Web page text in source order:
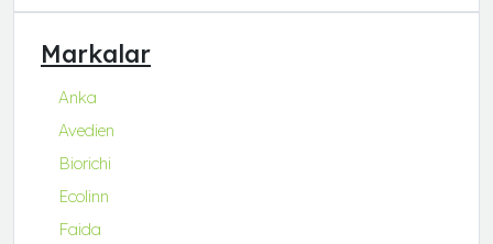
Markalar
Anka
Avedien
Biorichi
Ecolinn
Faida